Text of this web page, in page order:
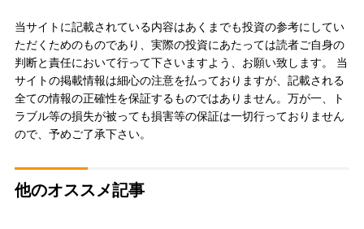
当サイトに記載されている内容はあくまでも投資の参考にしてい
ただくためのものであり、実際の投資にあたっては読者ご自身の
判断と責任において行って下さいますよう、お願い致します。 当
サイトの掲載情報は細心の注意を払っておりますが、記載される
全ての情報の正確性を保証するものではありません。万が一、ト
ラブル等の損失が被っても損害等の保証は一切行っておりません
ので、予めご了承下さい。
他のオススメ記事